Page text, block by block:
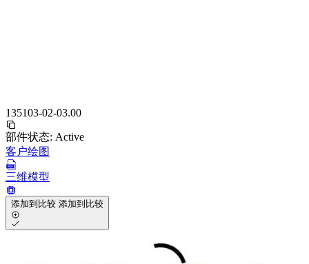
135103-02-03.00
部件状态: Active
客户绘图
三维模型
添加到比较 添加到比较